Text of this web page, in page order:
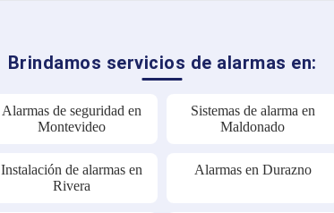
Brindamos servicios de alarmas en:
Alarmas de seguridad en
Montevideo
Sistemas de alarma en
Maldonado
Instalación de alarmas en
Rivera
Alarmas en Durazno